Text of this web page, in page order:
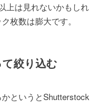
上は見れないかもしれ
枚数は膨大です。
絞り込む
というとShutterstock